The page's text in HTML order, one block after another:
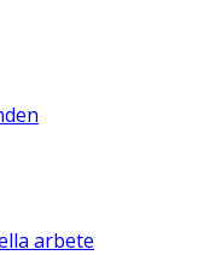
arbete